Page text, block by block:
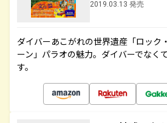
2019.03.13 発売
ダイバーあこがれの世界遺産「ロック
ーン」パラオの魅力。ダイバーでなく
す。